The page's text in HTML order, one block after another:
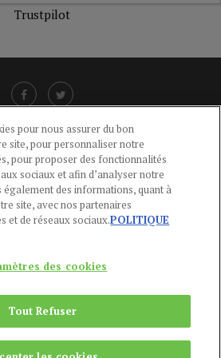
Trustpilot
LIENS UTILES
-POLITIQUE DES COOKIES
LÉGALES -AIDE
CONTACT
au Vendredi, 9h-13h et 14h-17h
© 2024Publications Agora
pour nous assurer du bon
site, pour personnaliser notre
pour proposer des fonctionnalités
sociaux et afin d’analyser notre
des informations, quant à
site, avec nos partenaires
et de réseaux sociaux.POLITIQUE
des cookies
Tout Refuser